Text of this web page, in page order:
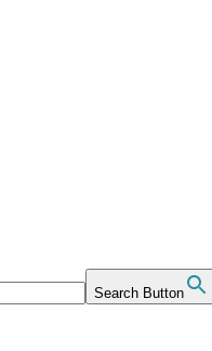
Search Button